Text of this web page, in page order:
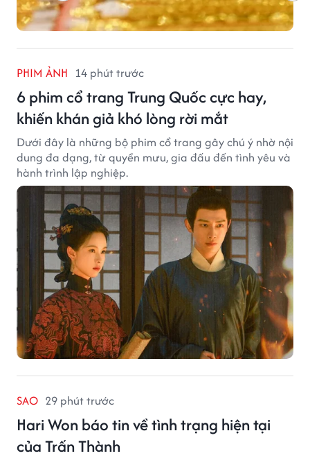
PHIM ẢNH 14 phút trước
6 phim cổ trang Trung Quốc cực hay,
khiến khán giả khó lòng rời mắt
Dưới đây là những bộ phim cổ trang gây chú ý nhờ nội
dung đa dạng, từ quyền mưu, gia đấu đến tình yêu và
hành trình lập nghiệp.
SAO 29 phút trước
Hari Won báo tin về tình trạng hiện tại
của Trấn Thành